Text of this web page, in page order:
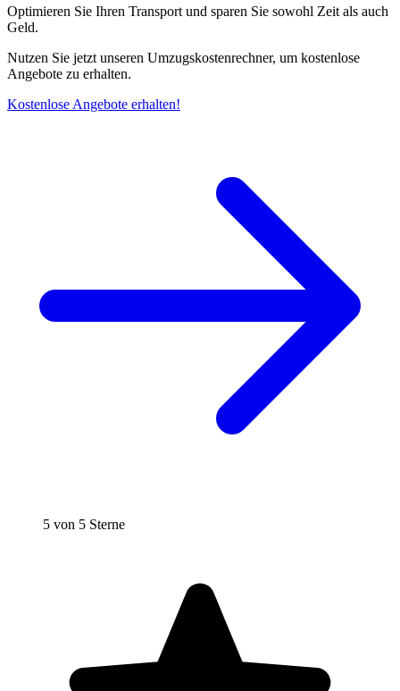
Optimieren Sie Ihren Transport und sparen Sie sowohl Zeit als auch
Geld.
Nutzen Sie jetzt unseren Umzugskostenrechner, um kostenlose
Angebote zu erhalten.
Kostenlose Angebote erhalten!
5 von 5 Sterne